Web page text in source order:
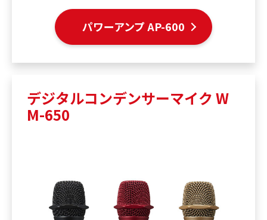
パワーアンプ AP-600
デジタルコンデンサーマイク W
M-650